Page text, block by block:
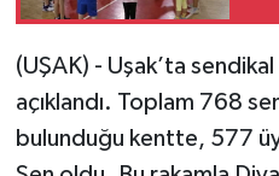
(UŞAK) - Uşak’ta
açıklandı. Toplam 768
bulunduğu kentte, 577